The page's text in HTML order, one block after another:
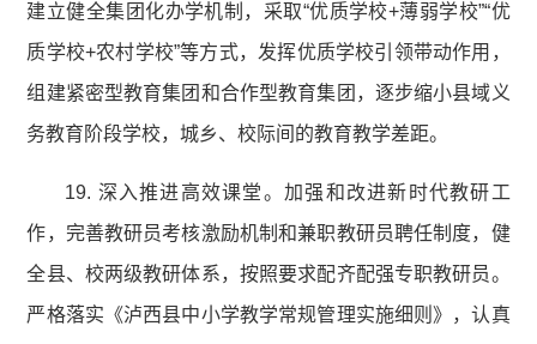
建立健全集团化办学机制，采取“优质学校+薄弱学校”“优
质学校+农村学校”等方式，发挥优质学校引领带动作用，
组建紧密型教育集团和合作型教育集团，逐步缩小县域义
务教育阶段学校，城乡、校际间的教育教学差距。
19. 深入推进高效课堂。加强和改进新时代教研工
作，完善教研员考核激励机制和兼职教研员聘任制度，健
全县、校两级教研体系，按照要求配齐配强专职教研员。
严格落实《泸西县中小学教学常规管理实施细则》，认真